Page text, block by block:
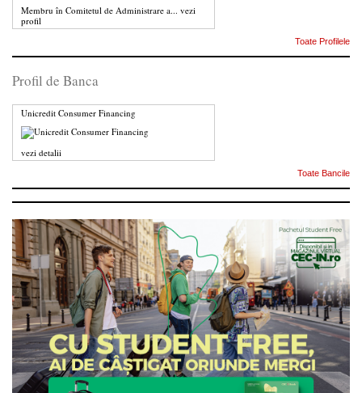
Membru în Comitetul de Administrare a... vezi
profil
Toate Profilele
Profil de Banca
Unicredit Consumer Financing
vezi detalii
Toate Bancile